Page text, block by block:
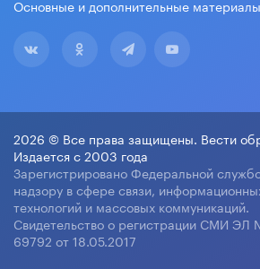
Основные и дополнительные
2026 © Все права защищены. Вести
Издается с 2003 года
Зарегистрировано Федеральной
надзору в сфере связи,
технологий и массовых коммуникаций.
Свидетельство о регистрации СМИ
69792 от 18.05.2017